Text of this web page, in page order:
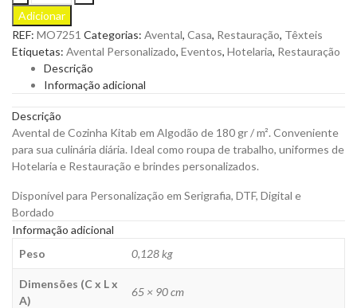
de
Cozinha
Kitab
em
Algodão
de
gr
para
Personalizar
quantity
Adicionar
REF: MO7251 Categorias: Avental, Casa, Restauração, Têxteis
Etiquetas: Avental Personalizado, Eventos, Hotelaria, Restauração
Descrição
Informação adicional
Descrição
Avental de Cozinha Kitab em Algodão de 180 gr / m². Conveniente
para sua culinária diária. Ideal como roupa de trabalho, uniformes de
Hotelaria e Restauração e brindes personalizados.
Disponível para Personalização em Serigrafia, DTF, Digital e
Bordado
Informação adicional
Peso
0,128 kg
Dimensões (C x L x
A)
65 × 90 cm